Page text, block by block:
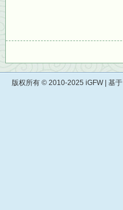
版权所有 © 2010-2025 iGFW | 基于